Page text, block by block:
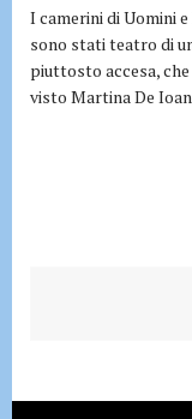
I camerini di Uomini e
sono stati teatro di
piuttosto accesa, che
visto Martina De